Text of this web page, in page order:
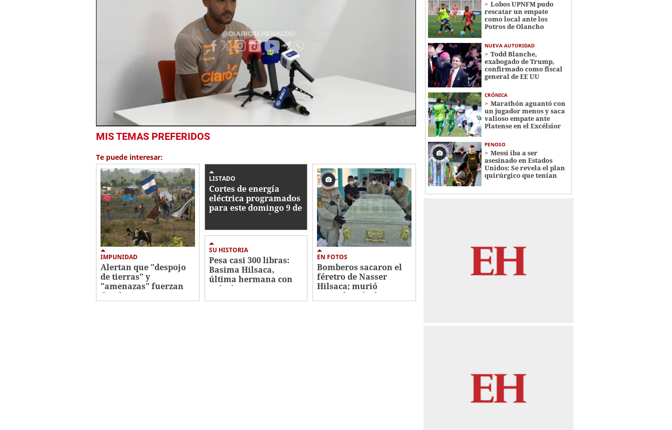
seconds
6
minutes,
38
secondsVolume
0%
MIS TEMAS PREFERIDOS
Te puede interesar:
IMPUNIDAD
Alertan que "despojo
de tierras" y
"amenazas" fuerzan
desplazamiento
LISTADO
Cortes de energía
eléctrica programados
para este domingo 9 de
agosto en Honduras
SU HISTORIA
Pesa casi 300 libras:
Basima Hilsaca,
última hermana con
vida de Nasser
EN FOTOS
Bomberos sacaron el
féretro de Nasser
Hilsaca; murió
pesando más de 630
Lobos UPNFM pudo
rescatar un empate
como local ante los
Potros de Olancho
NUEVA AUTORIDAD
Todd Blanche,
exabogado de Trump,
confirmado como fiscal
general de EE UU
CRÓNICA
Marathón aguantó con
un jugador menos y saca
valioso empate ante
Platense en el Excélsior
PENOSO
Messi iba a ser
asesinado en Estados
Unidos: Se revela el plan
quirúrgico que tenían